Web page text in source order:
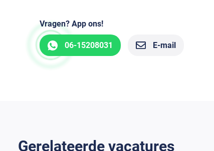
Vragen? App ons!
06-15208031 E-mail
Gerelateerde vacatures